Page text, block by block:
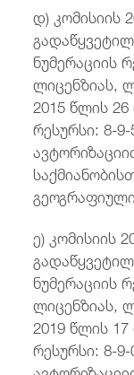
დ) კომისიის
ნუმერაციის
ლიცენზიას,
2015 წლის
რესურსი: 8-
ე) კომისიის
ნუმერაციის
ლიცენზიას,
2019 წლის
რესურსი: 8-